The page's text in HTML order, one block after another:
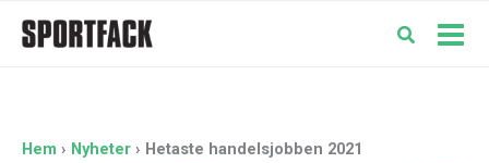
Hem Nyheter Hetaste handelsjobben 2021